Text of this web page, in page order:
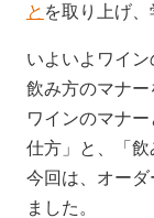
と を取り上げ、
いよいよワイ
飲み方のマナー
ワインのマナ
仕方」と、「飲
今回は、オー
ました。